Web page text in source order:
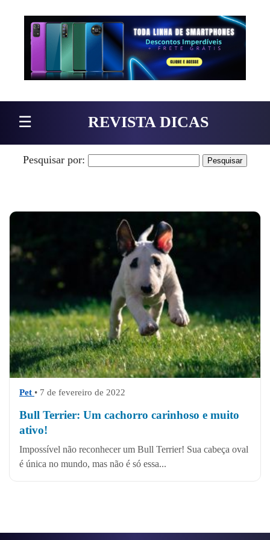
Pular para o conteúdo
☰ REVISTA DICAS
Pesquisar por:
Pet • 7 de fevereiro de 2022
Bull Terrier: Um cachorro carinhoso e muito
ativo!
Impossível não reconhecer um Bull Terrier! Sua cabeça oval
é única no mundo, mas não é só essa...